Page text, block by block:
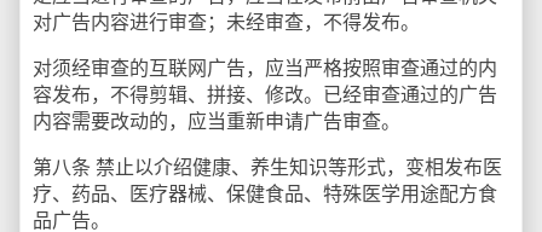
对广告内容进行审查；未经审查，不得发布。
对须经审查的互联网广告，应当严格按照审查通过的内
容发布，不得剪辑、拼接、修改。已经审查通过的广告
内容需要改动的，应当重新申请广告审查。
第八条 禁止以介绍健康、养生知识等形式，变相发布医
疗、药品、医疗器械、保健食品、特殊医学用途配方食
品广告。